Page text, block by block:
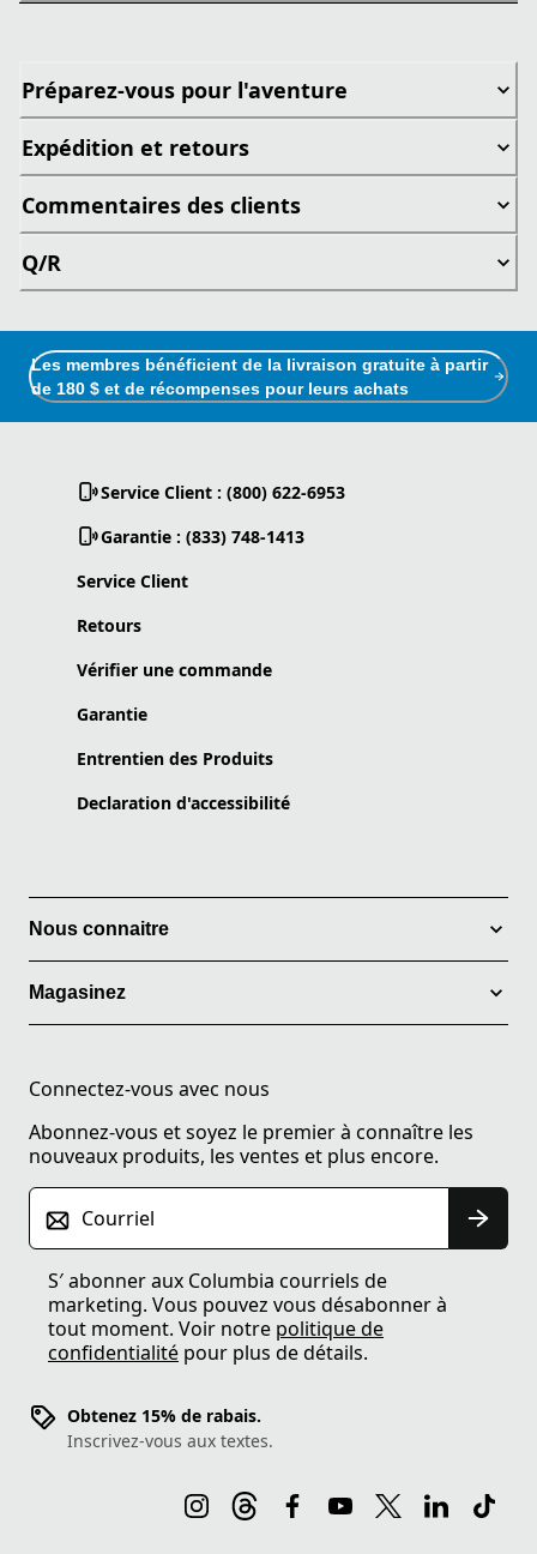
Préparez-vous pour l'aventure
Expédition et retours
Commentaires des clients
Q/R
Les membres bénéficient de la livraison gratuite à partir
de 180 $ et de récompenses pour leurs achats
Service Client : (800) 622-6953
Garantie : (833) 748-1413
Service Client
Retours
Vérifier une commande
Garantie
Entrentien des Produits
Declaration d'accessibilité
Nous connaitre
Magasinez
Connectez-vous avec nous
Abonnez-vous et soyez le premier à connaître les
nouveaux produits, les ventes et plus encore.
Courriel
S′ abonner aux Columbia courriels de
marketing. Vous pouvez vous désabonner à
tout moment. Voir notre politique de
confidentialité pour plus de détails.
Obtenez 15% de rabais.
Inscrivez-vous aux textes.